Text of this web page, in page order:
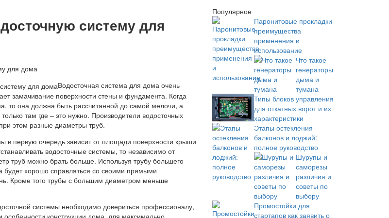
систему для
Водосточная система для дома очень
замачивание поверхности стены и фундамента. Когда
то она должна быть рассчитанной до самой мелочи, а
там где – это нужно. Производители водосточных
этом разные диаметры труб.
в первую очередь зависит от площади поверхности крыши
водосточные системы, то независимо от
труб можно брать больше. Используя трубу большего
будет хорошо справляться со своими прямыми
Кроме того трубы с большим диаметром меньше
системы необходимо довериться профессионалу,
особенности конструкции дома, для максимально
Популярное
Паронитовые прокладки
преимущества
применения и
использование
Что такое
генераторы
дыма и
тумана
Типы блоков управления
для откатных ворот и их
характеристики
Этапы остекления
балконов и лоджий:
полное руководство
Шурупы и
саморезы
различия и
советы по
выбору
Промостойки для
стартапов как заявить о